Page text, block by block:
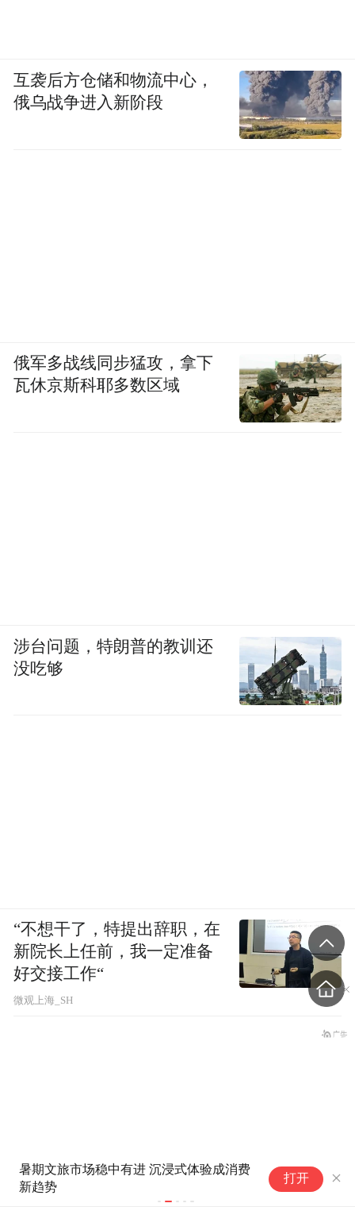
人民锐评：文旅“擦边”几时休？
旅游
打开
互袭后方仓储和物流中心，
俄乌战争进入新阶段
俄军多战线同步猛攻，拿下
瓦休京斯科耶多数区域
涉台问题，特朗普的教训还
没吃够
“不想干了，特提出辞职，在
新院长上任前，我一定准备
好交接工作“
微观上海_SH